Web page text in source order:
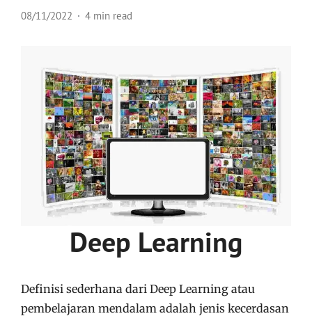
08/11/2022 4 min read
Deep Learning
Definisi sederhana dari Deep Learning atau
pembelajaran mendalam adalah jenis kecerdasan